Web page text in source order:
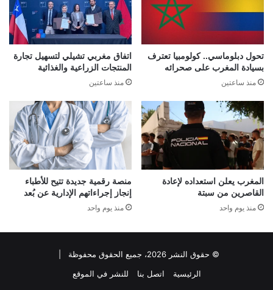
تحول دبلوماسي.. كولومبيا تعترف
بسيادة المغرب على صحرائه
منذ ساعتين
اتفاق مغربي تشيلي لتسهيل تجارة
المنتجات الزراعية والغذائية
منذ ساعتين
المغرب يعلن استعداده لإعادة
القاصرين من سبتة
منذ يوم واحد
منصة رقمية جديدة تتيح للأطباء
إنجاز إجراءاتهم الإدارية عن بُعد
منذ يوم واحد
© حقوق النشر 2026، جميع الحقوق محفوظة |
الرئيسية
اتصل بنا للنشر في الموقع